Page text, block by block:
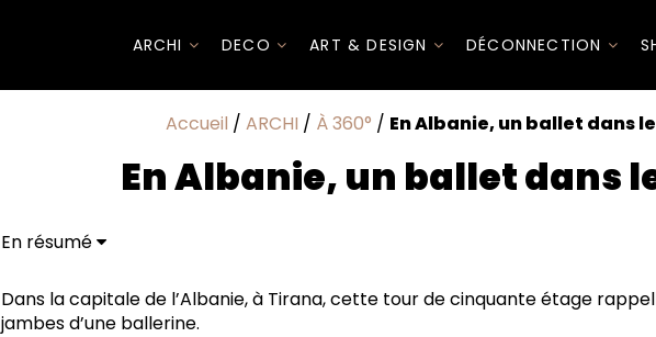
ARCHI DECO ART & DESIGN DÉCONNECTION
Accueil / ARCHI / À 360° / En Albanie, un ballet dans
En Albanie, un ballet dans
En résumé
Dans la capitale de l’Albanie, à Tirana, cette tour de cinquante étage
jambes d’une ballerine.